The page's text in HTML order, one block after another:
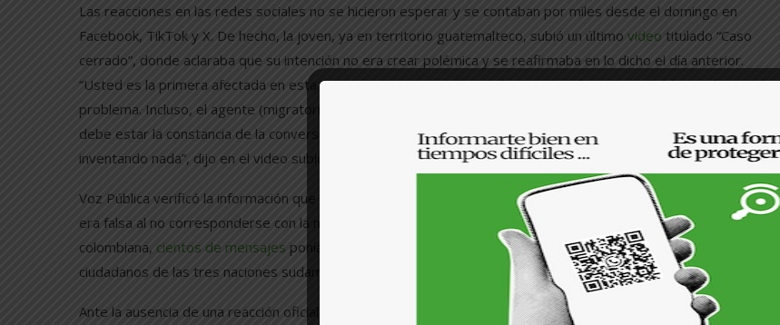
Las reacciones en las redes sociales no se hicieron esperar y se contaban por miles desde el domingo en
Facebook, TikTok y X. De hecho, la joven, ya en territorio guatemalteco, subió un último video titulado “Caso
cerrado”, donde aclaraba que su intención no era crear polémica y se reafirmaba en lo dicho el día anterior.
“Usted es la primera afectada en esta frontera por eso (cambio de ley), no me dijeron que había ningún tipo de
problema. Incluso, el agente (migratorio) tenía su cámara (colgada) y me imagino que estaba grabando… y ahí
debe estar la constancia de la conversación (…). Ahí deben estar todas las pruebas de que yo no me estoy
inventando nada”, dijo en el video subido a Facebook ayer como a las 6:00 am.
Voz Pública verificó la información que le proporcionaron los agentes migratorios en la frontera y comprobó que
era falsa al no corresponderse con la normativa existente. En las reacciones a la denuncia de la turista
colombiana, cientos de mensajes ponían en duda el acceso a El Salvador sin necesidad de visa para los
ciudadanos de las tres naciones sudamericanas.
Ante la ausencia de una reacción oficial, se consultó al personal de la Dirección General de Migración y Extranjería